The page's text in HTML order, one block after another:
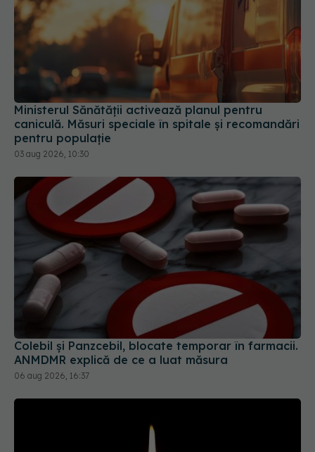
Ministerul Sănătății activează planul pentru
caniculă. Măsuri speciale în spitale și recomandări
pentru populație
03 aug 2026, 10:30
Colebil și Panzcebil, blocate temporar în farmacii.
ANMDMR explică de ce a luat măsura
06 aug 2026, 16:37